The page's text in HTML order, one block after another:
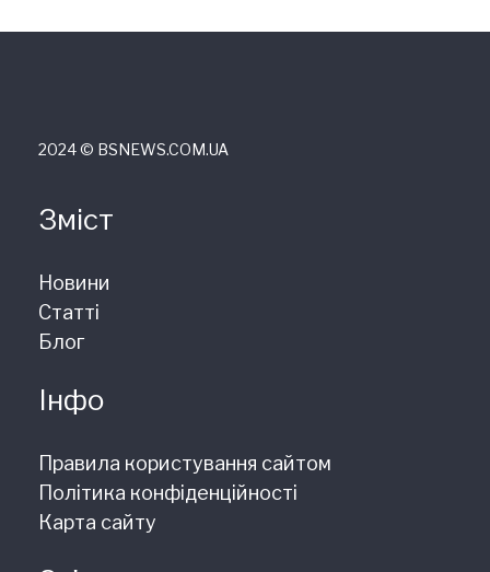
2024 © ВSNEWS.COM.UA
Зміст
Новини
Статті
Блог
Інфо
Правила користування сайтом
Політика конфіденційності
Карта сайту